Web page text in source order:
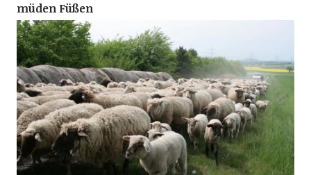
müden Füßen